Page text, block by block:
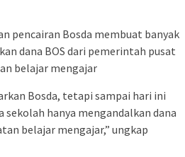
pencairan Bosda membuat banyak
dana BOS dari pemerintah pusat
belajar mengajar
Bosda, tetapi sampai hari ini
hanya mengandalkan dana
belajar mengajar,” ungkap